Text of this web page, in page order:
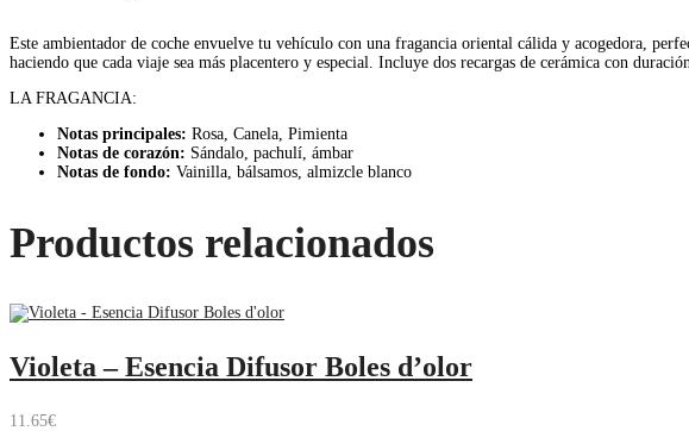
Este ambientador de coche envuelve tu vehículo con una fragancia oriental cálida y acogedora,
haciendo que cada viaje sea más placentero y especial. Incluye dos recargas de cerámica con
LA FRAGANCIA:
Notas principales: Rosa, Canela, Pimienta
Notas de corazón: Sándalo, pachulí, ámbar
Notas de fondo: Vainilla, bálsamos, almizcle blanco
Productos relacionados
Violeta – Esencia Difusor Boles d’olor
11.65€